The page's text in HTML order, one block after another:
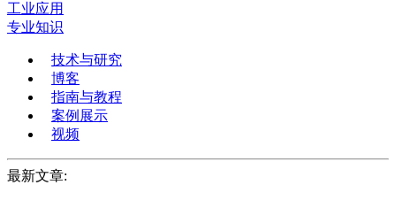
工业应用
专业知识
技术与研究
博客
指南与教程
案例展示
视频
最新文章: